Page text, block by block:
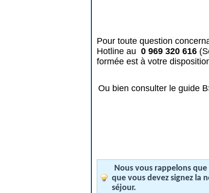
Pour toute question
Hotline au 0 969 320 616
formée est à votre
Ou bien consulter le guide
Nous vous rappelons
que vous devez signez la
séjour.